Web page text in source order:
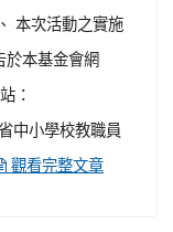
本次活動之實施
於本基金會網
：
中小學校教職員
觀看完整文章